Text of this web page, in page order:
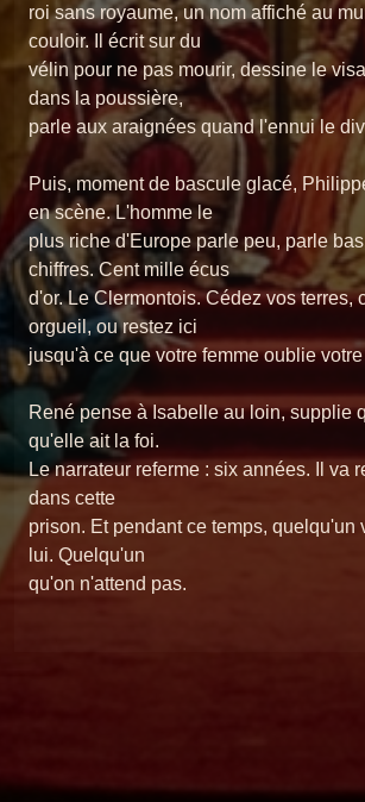
roi sans royaume, un nom affiché au
couloir. Il écrit sur du
vélin pour ne pas mourir, dessine le
dans la poussière,
parle aux araignées quand l'ennui le
Puis, moment de bascule glacé,
en scène. L'homme le
plus riche d'Europe parle peu, parle
chiffres. Cent mille écus
d'or. Le Clermontois. Cédez vos terres,
orgueil, ou restez ici
jusqu'à ce que votre femme oublie
René pense à Isabelle au loin, supplie
qu'elle ait la foi.
Le narrateur referme : six années. Il va
dans cette
prison. Et pendant ce temps, quelqu'un
lui. Quelqu'un
qu'on n'attend pas.